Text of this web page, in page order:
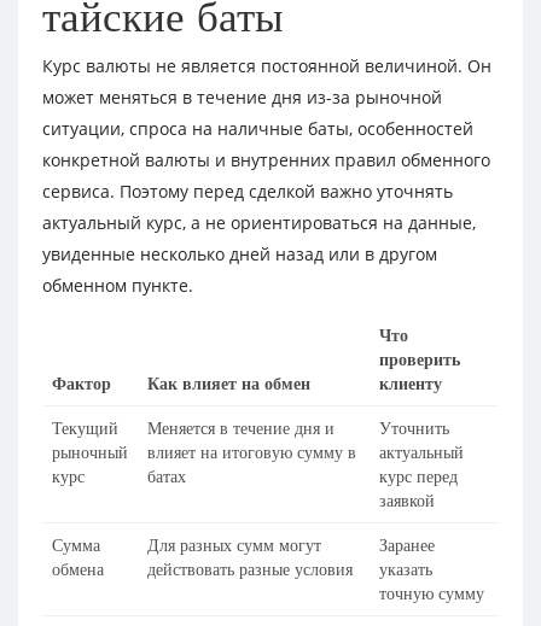
тайские баты
Курс валюты не является постоянной величиной. Он
может меняться в течение дня из-за рыночной
ситуации, спроса на наличные баты, особенностей
конкретной валюты и внутренних правил обменного
сервиса. Поэтому перед сделкой важно уточнять
актуальный курс, а не ориентироваться на данные,
увиденные несколько дней назад или в другом
обменном пункте.
Фактор Как влияет на обмен
Что
проверить
клиенту
Текущий
рыночный
курс
Меняется в течение дня и
влияет на итоговую сумму в
батах
Уточнить
актуальный
курс перед
заявкой
Сумма
обмена
Для разных сумм могут
действовать разные условия
Заранее
указать
точную сумму